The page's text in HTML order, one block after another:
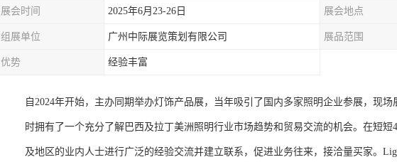
展会时间 2025年6月23-26日 展会地点
组展单位 广州中际展览策划有限公司 展品范围
优势 经验丰富
自2024年开始，主办同期举办灯饰产品展，当年吸引了国内多家照明企业参展，现
时拥有了一个充分了解巴西及拉丁美洲照明行业市场趋势和贸易交流的机会。在短
及地区的业内人士进行广泛的经验交流并建立联系，促进业务往来，接洽量买家。